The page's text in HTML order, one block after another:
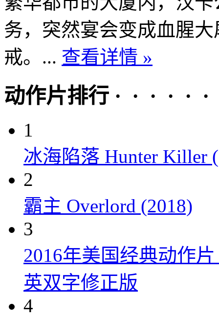
务，突然宴会变成血腥
戒。... 查看详情 »
动作片排行 · · · · · ·
1
冰海陷落 Hunter Killer
2
霸主 Overlord (2018)
3
2016年美国经典动作
英双字修正版
4